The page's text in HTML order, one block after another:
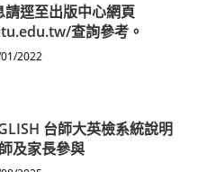
逕至出版中心網頁
查詢參考。
2022
台師大英檢系統說明
及家長參與